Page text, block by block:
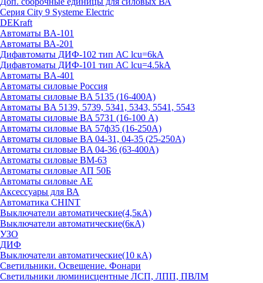
Серия City 9 Systeme Electric
DEKraft
Автоматы BA-101
Автоматы ВА-201
Дифавтоматы ДИФ-102 тип АС lcu=6kA
Дифавтоматы ДИФ-101 тип АС lcu=4.5kA
Автоматы BA-401
Автоматы силовые Россия
Автоматы силовые BA 5135 (16-400А)
Автоматы BA 5139, 5739, 5341, 5343, 5541, 5543
Автоматы силовые BA 5731 (16-100 А)
Автоматы силовые ВА 57ф35 (16-250А)
Автоматы силовые BA 04-31, 04-35 (25-250А)
Автоматы силовые BA 04-36 (63-400А)
Автоматы силовые ВМ-63
Автоматы силовые АП 50Б
Автоматы силовые АЕ
Аксессуары для ВА
Автоматика CHINT
Выключатели автоматические(4,5кА)
Выключатели автоматические(6кА)
УЗО
ДИФ
Выключатели автоматические(10 кА)
Светильники. Освещение. Фонари
Светильники люминисцентные ЛСП, ЛПП, ПВЛМ